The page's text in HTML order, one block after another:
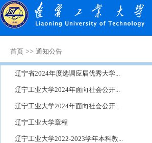
首页 >> 通知公告
辽宁省2024年度选调应届优秀大学...
辽宁工业大学2024年面向社会公开...
辽宁工业大学2024年面向社会公开...
辽宁工业大学章程
辽宁工业大学2022-2023学年本科教...